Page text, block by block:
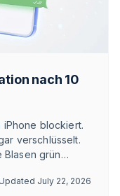
nach 10
iPhone blockiert.
verschlüsselt.
Blasen grün
July 22, 2026